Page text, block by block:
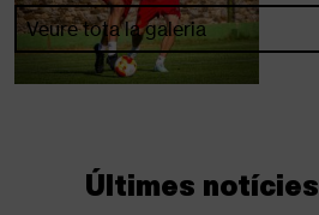
Veure tota la galeria
Últimes notícies